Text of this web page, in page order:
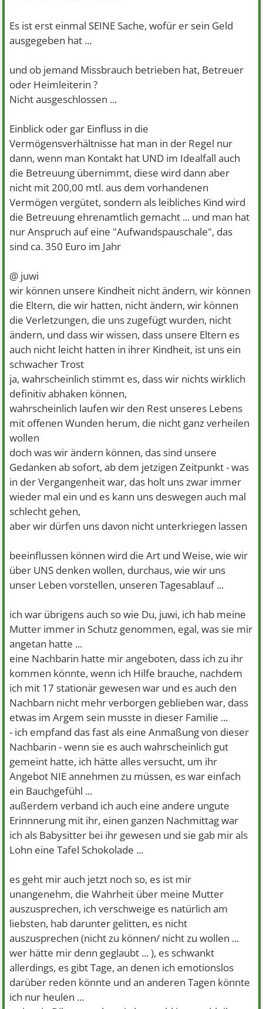
Es ist erst einmal SEINE Sache, wofür er sein Geld
ausgegeben hat ...
und ob jemand Missbrauch betrieben hat, Betreuer
oder Heimleiterin ?
Nicht ausgeschlossen ...
Einblick oder gar Einfluss in die
Vermögensverhältnisse hat man in der Regel nur
dann, wenn man Kontakt hat UND im Idealfall auch
die Betreuung übernimmt, diese wird dann aber
nicht mit 200,00 mtl. aus dem vorhandenen
Vermögen vergütet, sondern als leibliches Kind wird
die Betreuung ehrenamtlich gemacht ... und man hat
nur Anspruch auf eine "Aufwandspauschale", das
sind ca. 350 Euro im Jahr
@ juwi
wir können unsere Kindheit nicht ändern, wir können
die Eltern, die wir hatten, nicht ändern, wir können
die Verletzungen, die uns zugefügt wurden, nicht
ändern, und dass wir wissen, dass unsere Eltern es
auch nicht leicht hatten in ihrer Kindheit, ist uns ein
schwacher Trost
ja, wahrscheinlich stimmt es, dass wir nichts wirklich
definitiv abhaken können,
wahrscheinlich laufen wir den Rest unseres Lebens
mit offenen Wunden herum, die nicht ganz verheilen
wollen
doch was wir ändern können, das sind unsere
Gedanken ab sofort, ab dem jetzigen Zeitpunkt - was
in der Vergangenheit war, das holt uns zwar immer
wieder mal ein und es kann uns deswegen auch mal
schlecht gehen,
aber wir dürfen uns davon nicht unterkriegen lassen
beeinflussen können wird die Art und Weise, wie wir
über UNS denken wollen, durchaus, wie wir uns
unser Leben vorstellen, unseren Tagesablauf ...
ich war übrigens auch so wie Du, juwi, ich hab meine
Mutter immer in Schutz genommen, egal, was sie mir
angetan hatte ...
eine Nachbarin hatte mir angeboten, dass ich zu ihr
kommen könnte, wenn ich Hilfe brauche, nachdem
ich mit 17 stationär gewesen war und es auch den
Nachbarn nicht mehr verborgen geblieben war, dass
etwas im Argem sein musste in dieser Familie ...
- ich empfand das fast als eine Anmaßung von dieser
Nachbarin - wenn sie es auch wahrscheinlich gut
gemeint hatte, ich hätte alles versucht, um ihr
Angebot NIE annehmen zu müssen, es war einfach
ein Bauchgefühl ...
außerdem verband ich auch eine andere ungute
Erinnnerung mit ihr, einen ganzen Nachmittag war
ich als Babysitter bei ihr gewesen und sie gab mir als
Lohn eine Tafel Schokolade ...
es geht mir auch jetzt noch so, es ist mir
unangenehm, die Wahrheit über meine Mutter
auszusprechen, ich verschweige es natürlich am
liebsten, hab darunter gelitten, es nicht
auszusprechen (nicht zu können/ nicht zu wollen ...
wer hätte mir denn geglaubt ... ), es schwankt
allerdings, es gibt Tage, an denen ich emotionslos
darüber reden könnte und an anderen Tagen könnte
ich nur heulen ...